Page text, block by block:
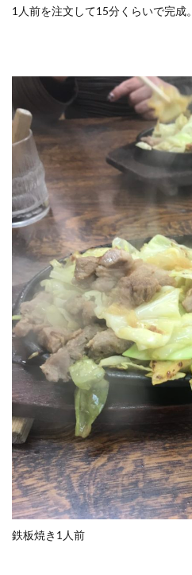
1人前を注文して15分くらいで完成。
鉄板焼き1人前